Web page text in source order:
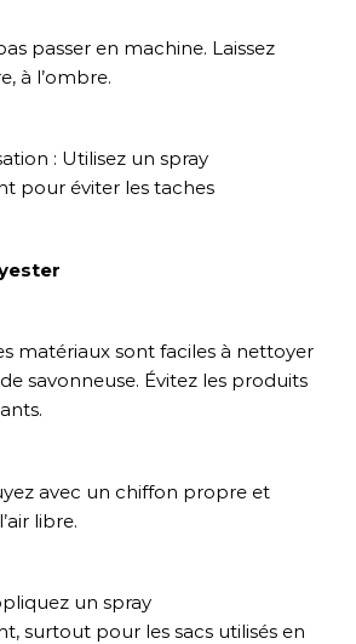
passer en machine. Laissez
à l’ombre.
: Utilisez un spray
pour éviter les taches
matériaux sont faciles à nettoyer
savonneuse. Évitez les produits
avec un chiffon propre et
libre.
un spray
surtout pour les sacs utilisés en